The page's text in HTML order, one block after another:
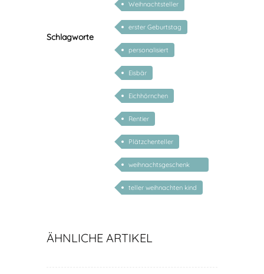
Schlagworte
Weihnachtsteller
erster Geburtstag
personalisiert
Eisbär
Eichhörnchen
Rentier
Plätzchenteller
weihnachtsgeschenk
kind personalisiert
teller weihnachten kind
ÄHNLICHE ARTIKEL